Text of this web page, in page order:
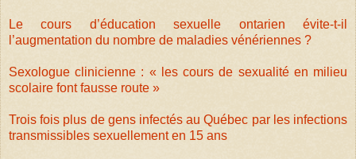
Le cours d’éducation sexuelle ontarien évite-t-il
l’augmentation du nombre de maladies vénériennes ?
Sexologue clinicienne : « les cours de sexualité en milieu
scolaire font fausse route »
Trois fois plus de gens infectés au Québec par les infections
transmissibles sexuellement en 15 ans